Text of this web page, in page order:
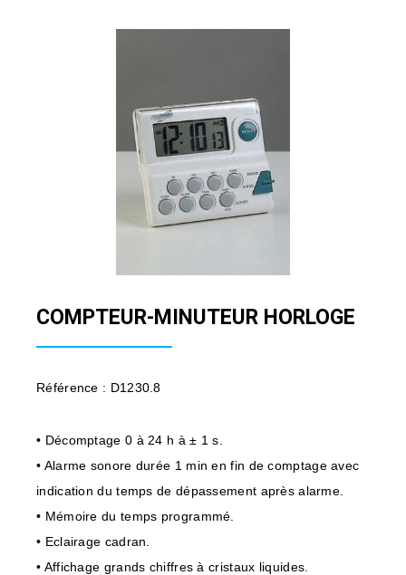
COMPTEUR-MINUTEUR HORLOGE
Référence : D1230.8
• Décomptage 0 à 24 h à ± 1 s.
• Alarme sonore durée 1 min en fin de comptage avec
indication du temps de dépassement après alarme.
• Mémoire du temps programmé.
• Eclairage cadran.
• Affichage grands chiffres à cristaux liquides.